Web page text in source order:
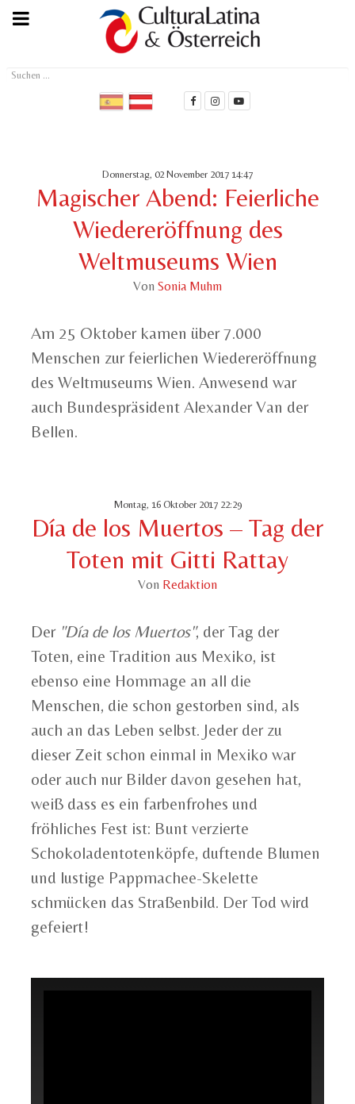
Suchen
Donnerstag, 02 November 2017 14:47
Magischer Abend: Feierliche
Wiedereröffnung des
Weltmuseums Wien
Von Sonia Muhm
Am 25 Oktober kamen über 7.000
Menschen zur feierlichen Wiedereröffnung
des Weltmuseums Wien. Anwesend war
auch Bundespräsident Alexander Van der
Bellen.
Montag, 16 Oktober 2017 22:29
Día de los Muertos – Tag der
Toten mit Gitti Rattay
Von Redaktion
Der "Día de los Muertos", der Tag der
Toten, eine Tradition aus Mexiko, ist
ebenso eine Hommage an all die
Menschen, die schon gestorben sind, als
auch an das Leben selbst. Jeder der zu
dieser Zeit schon einmal in Mexiko war
oder auch nur Bilder davon gesehen hat,
weiß dass es ein farbenfrohes und
fröhliches Fest ist: Bunt verzierte
Schokoladentotenköpfe, duftende Blumen
und lustige Pappmachee-Skelette
schmücken das Straßenbild. Der Tod wird
gefeiert!